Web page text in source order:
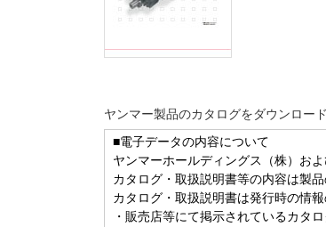
ヤンマー製品のカタログをダウンロー